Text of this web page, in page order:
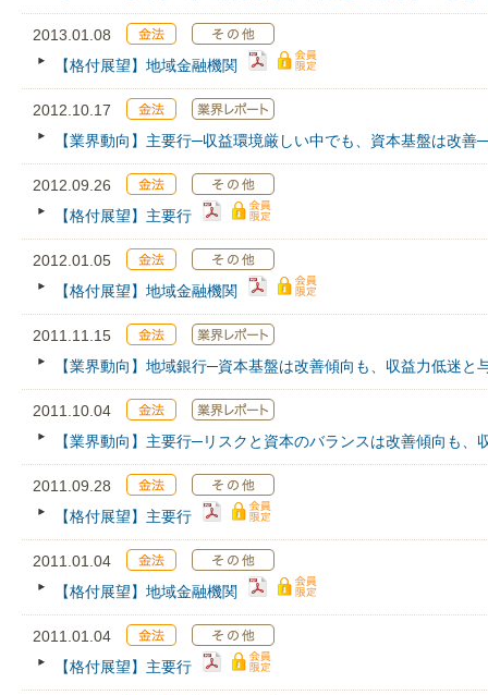
2013.01.08
【格付展望】地域金融機関
2012.10.17
【業界動向】主要行─収益環境厳しい中でも、資本基盤は改善─
2012.09.26
【格付展望】主要行
2012.01.05
【格付展望】地域金融機関
2011.11.15
【業界動向】地域銀行─資本基盤は改善傾向も、収益力低迷
2011.10.04
【業界動向】主要行─リスクと資本のバランスは改善傾向も、
2011.09.28
【格付展望】主要行
2011.01.04
【格付展望】地域金融機関
2011.01.04
【格付展望】主要行